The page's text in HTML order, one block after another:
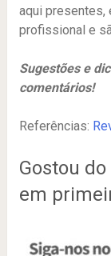
aqui presentes,
profissional e
Sugestões e
comentários!
Referências:
Gostou
em